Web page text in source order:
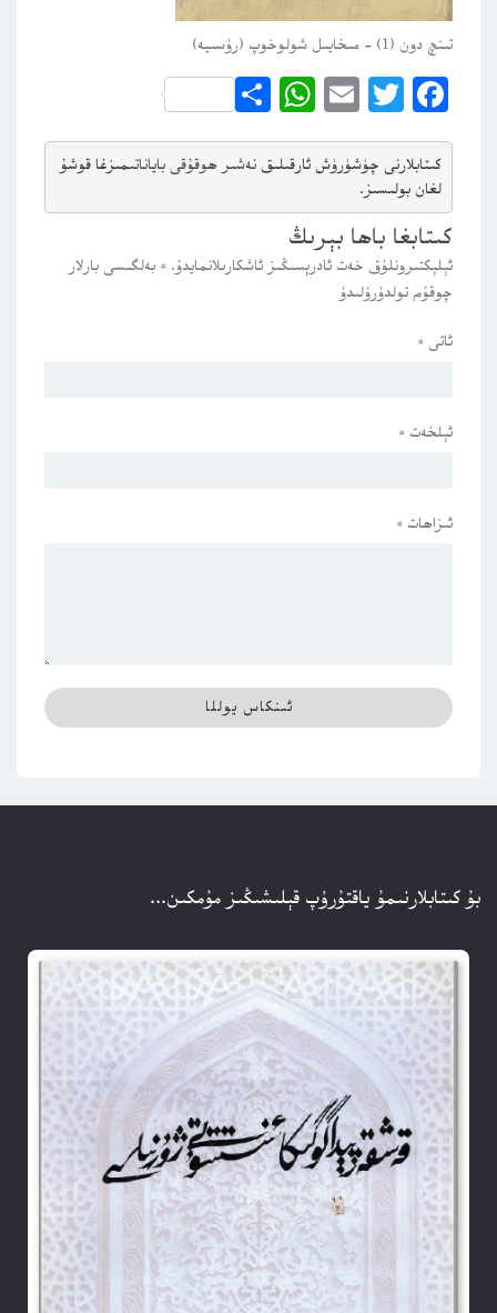
تىنچ دون (1) – مىخايىل شولوخوپ (رۇسىيە)
Facebook
Twitter
Email
WhatsApp
Share
كىتابلارنى چۈشۈرۈش ئارقىلىق نەشىر ھوقۇقى باياناتىمىزغا قوشۇ
لغان بولىسىز.
كىتابغا باھا بېرىڭ
ئېلېكتىرونلۇق خەت ئادرېسىڭىز ئاشكارىلانمايدۇ. * بەلگىسى بارلار
چوقۇم تولدۇرۇلىدۇ
ئاتى *
ئېلخەت *
ئىزاھات *
بۇ كىتابلارنىمۇ ياقتۇرۇپ قېلىشىڭىز مۇمكىن...